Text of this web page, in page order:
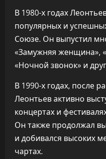
В 1980-х годах
популярных и
Союзе. Он выпустил
«Замужняя женщина»,
«Ночной звонок» и
В 1990-х годах, после
Леонтьев активно
концертах и
Он также продолжал
и добивался высоких
чартах.